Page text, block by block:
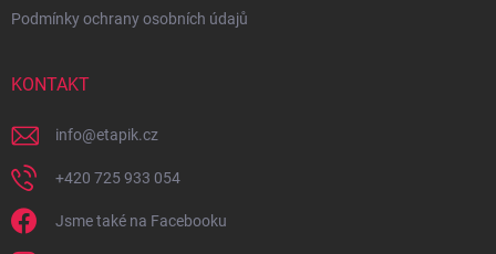
Podmínky ochrany osobních údajů
KONTAKT
info@etapik.cz
+420 725 933 054
Jsme také na Facebooku